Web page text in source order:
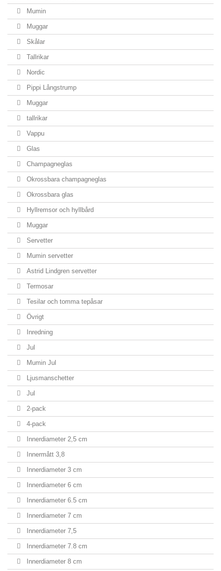
Mumin
Muggar
Skålar
Tallrikar
Nordic
Pippi Långstrump
Muggar
tallrikar
Vappu
Glas
Champagneglas
Okrossbara champagneglas
Okrossbara glas
Hyllremsor och hyllbård
Muggar
Servetter
Mumin servetter
Astrid Lindgren servetter
Termosar
Tesilar och tomma tepåsar
Övrigt
Inredning
Jul
Mumin Jul
Ljusmanschetter
Jul
2-pack
4-pack
Innerdiameter 2,5 cm
Innermått 3,8
Innerdiameter 3 cm
Innerdiameter 6 cm
Innerdiameter 6.5 cm
Innerdiameter 7 cm
Innerdiameter 7,5
Innerdiameter 7.8 cm
Innerdiameter 8 cm